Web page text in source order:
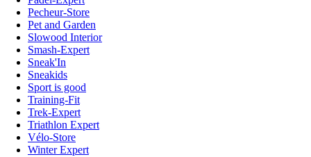
Pecheur-Store
Pet and Garden
Slowood Interior
Smash-Expert
Sneak'In
Sneakids
Sport is good
Training-Fit
Trek-Expert
Triathlon Expert
Vélo-Store
Winter Expert